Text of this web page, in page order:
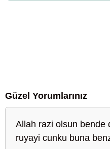
Güzel Yorumlarınız
Allah razi olsun bende
ruyayi cunku buna